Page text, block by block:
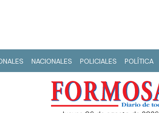
NACIONALES POLICIALES POLÍTICA